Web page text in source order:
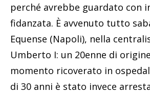
perché avrebbe guardato con
fidanzata. È avvenuto tutto
Equense (Napoli), nella
Umberto I: un 20enne di
momento ricoverato in
di 30 anni è stato invece